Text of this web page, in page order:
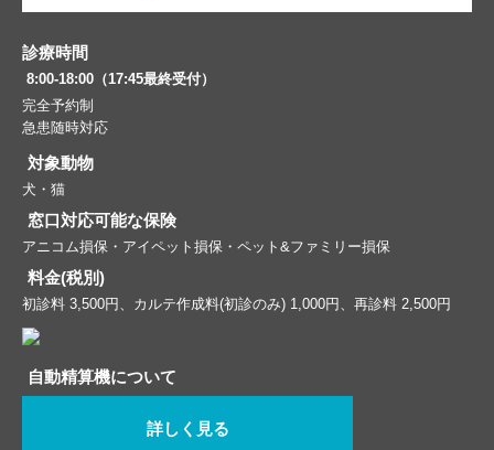
診療時間
8:00-18:00（17:45最終受付）
完全予約制
急患随時対応
対象動物
犬・猫
窓口対応可能な保険
アニコム損保・アイペット損保・ペット&ファミリー損保
料金(税別)
初診料 3,500円、カルテ作成料(初診のみ) 1,000円、再診料 2,500円
自動精算機について
詳しく見る